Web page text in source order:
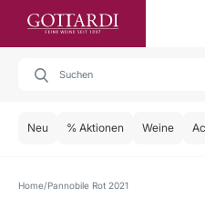
Neu % Aktionen Weine
Home Pannobile Rot 2021